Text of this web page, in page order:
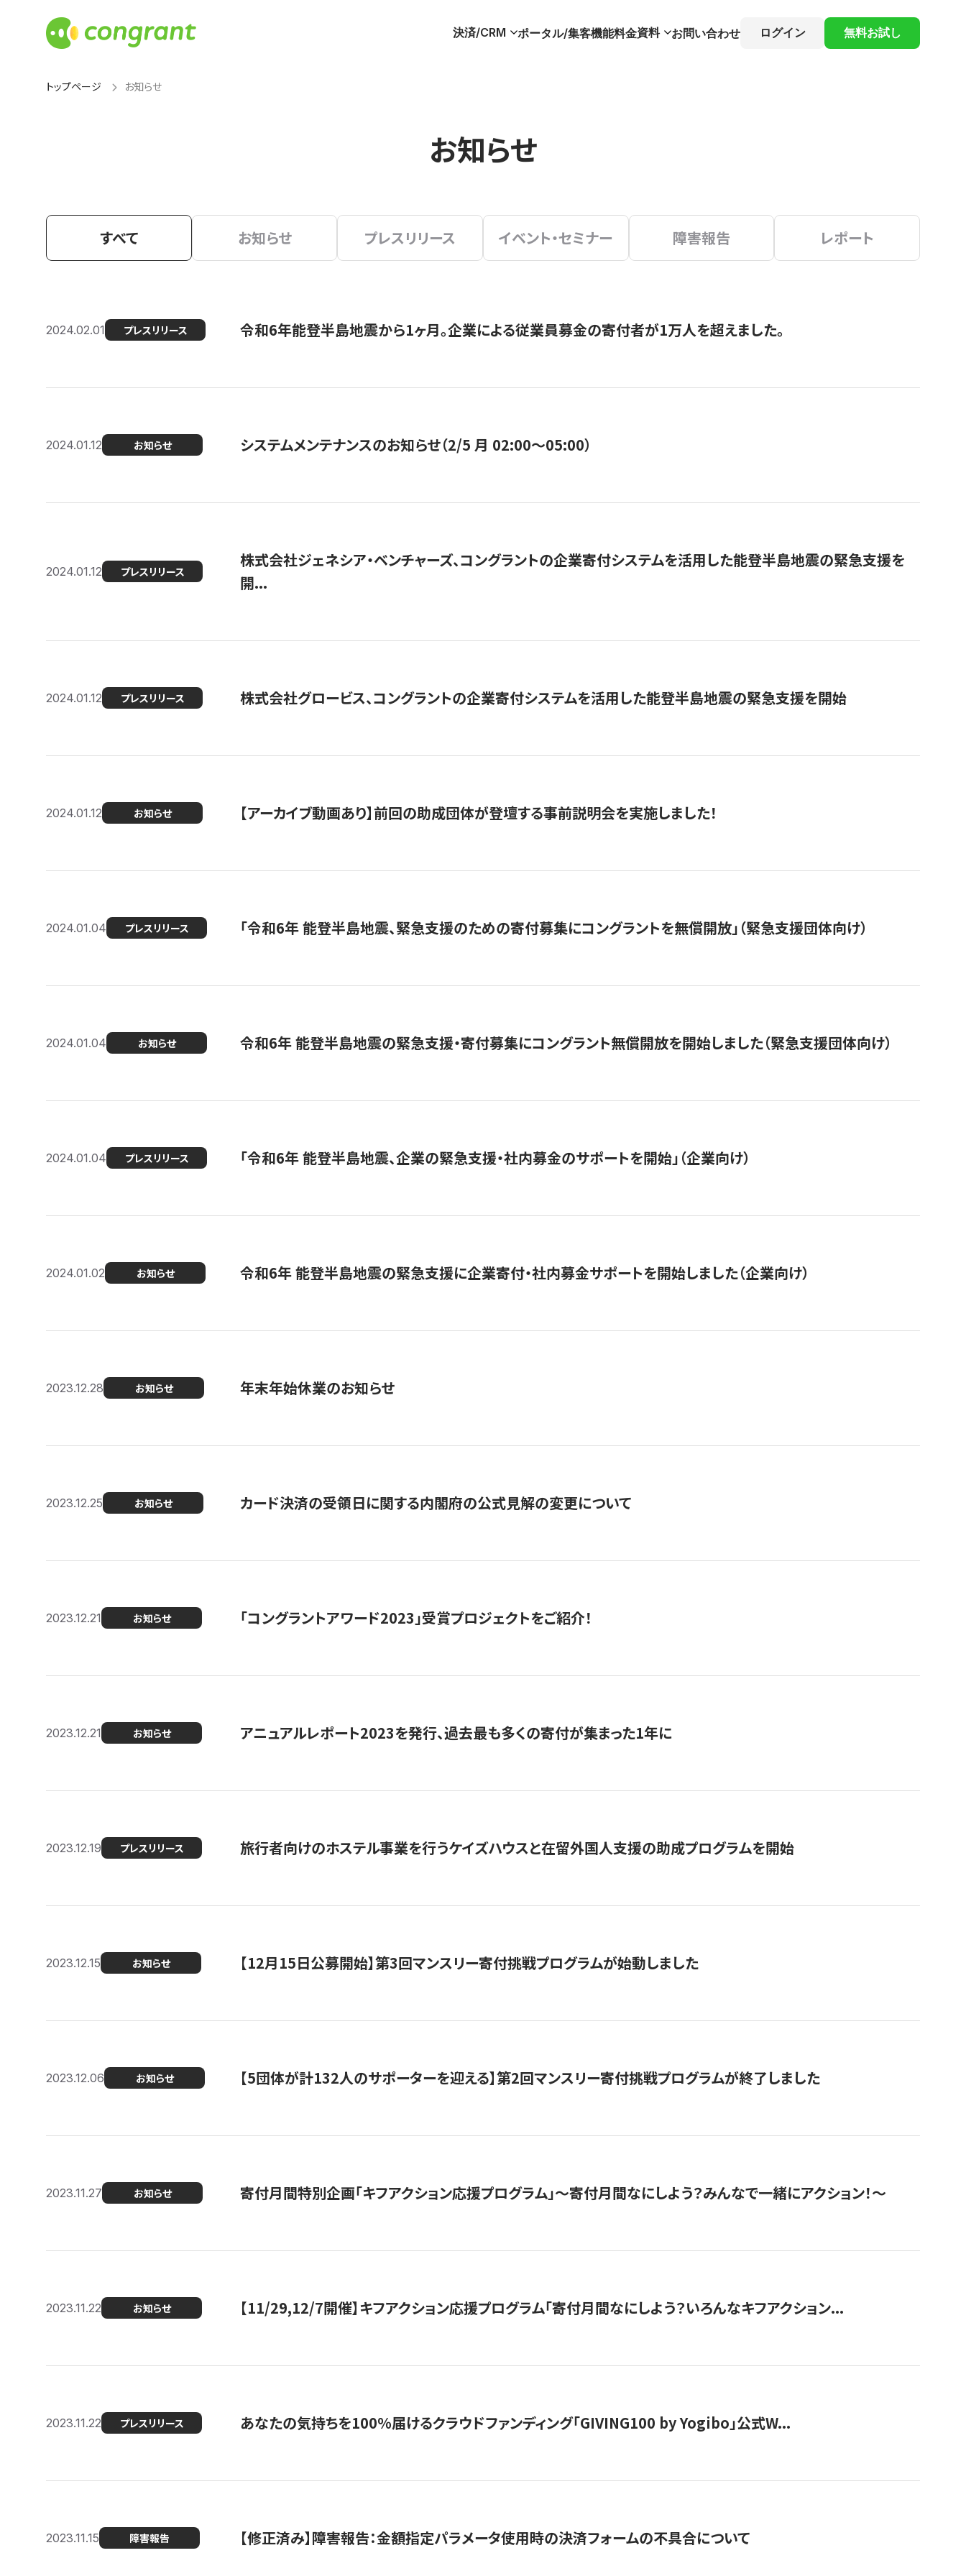
決済/CRM ポータル/集客機能料金資料 お問い合わせ ログイン 無料お試し
トップページ お知らせ
お知らせ
すべて お知らせ プレスリリース イベント・セミナー 障害報告 レポート
2024.02.01 プレスリリース 令和6年能登半島地震から1ヶ月。企業による従業員募金の寄付者が1万人を超えました。
2024.01.12 お知らせ システムメンテナンスのお知らせ（2/5 月 02:00〜05:00）
2024.01.12 プレスリリース
株式会社ジェネシア・ベンチャーズ、コングラントの企業寄付システムを活用した能登半島地震の緊急支援を
開...
2024.01.12 プレスリリース 株式会社グロービス、コングラントの企業寄付システムを活用した能登半島地震の緊急支援を開始
2024.01.12 お知らせ 【アーカイブ動画あり】前回の助成団体が登壇する事前説明会を実施しました！
2024.01.04 プレスリリース 「令和6年 能登半島地震、緊急支援のための寄付募集にコングラントを無償開放」（緊急支援団体向け）
2024.01.04 お知らせ 令和6年 能登半島地震の緊急支援・寄付募集にコングラント無償開放を開始しました（緊急支援団体向け）
2024.01.04 プレスリリース 「令和6年 能登半島地震、企業の緊急支援・社内募金のサポートを開始」（企業向け）
2024.01.02 お知らせ 令和6年 能登半島地震の緊急支援に企業寄付・社内募金サポートを開始しました（企業向け）
2023.12.28 お知らせ 年末年始休業のお知らせ
2023.12.25 お知らせ カード決済の受領日に関する内閣府の公式見解の変更について
2023.12.21 お知らせ 「コングラントアワード2023」受賞プロジェクトをご紹介！
2023.12.21 お知らせ アニュアルレポート2023を発行、過去最も多くの寄付が集まった1年に
2023.12.19 プレスリリース 旅行者向けのホステル事業を行うケイズハウスと在留外国人支援の助成プログラムを開始
2023.12.15 お知らせ 【12月15日公募開始】第3回マンスリー寄付挑戦プログラムが始動しました
2023.12.06 お知らせ 【5団体が計132人のサポーターを迎える】第2回マンスリー寄付挑戦プログラムが終了しました
2023.11.27 お知らせ 寄付月間特別企画「キフアクション応援プログラム」〜寄付月間なにしよう？みんなで一緒にアクション！〜
2023.11.22 お知らせ 【11/29,12/7開催】キフアクション応援プログラム「寄付月間なにしよう？いろんなキフアクション...
2023.11.22 プレスリリース あなたの気持ちを100％届けるクラウドファンディング「GIVING100 by Yogibo」公式W...
2023.11.15 障害報告 【修正済み】障害報告：金額指定パラメータ使用時の決済フォームの不具合について